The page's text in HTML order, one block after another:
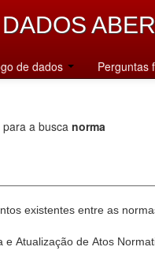
de dados Perguntas
a busca norma
existentes entre as
Atualização de Atos